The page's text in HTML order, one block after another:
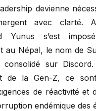
devienne
avec clarté.
Yunus s’est
au Népal, le nom de
consolidé sur
de la Gen-Z, ce
de réactivité et
endémique des